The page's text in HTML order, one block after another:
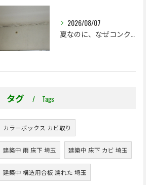
2026/08/07
タグ Tags
カラーボックス カビ取り
建築中 雨 床下 埼玉 建築中 床下 カビ 埼玉
建築中 構造用合板 濡れた 埼玉